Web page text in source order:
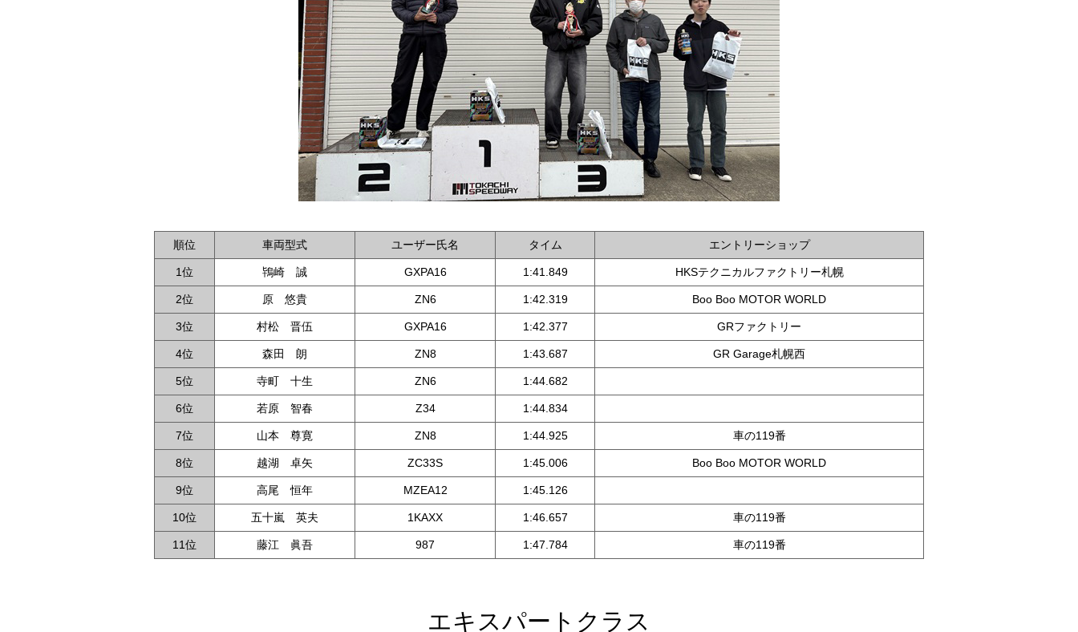
順位 車両型式 ユーザー氏名 タイム エントリーショップ
1位 鴇崎 誠 GXPA16 1:41.849 HKSテクニカルファクトリー札幌
2位 原 悠貴 ZN6 1:42.319 Boo Boo MOTOR WORLD
3位 村松 晋伍 GXPA16 1:42.377 GRファクトリー
4位 森田 朗 ZN8 1:43.687 GR Garage札幌西
5位 寺町 十生 ZN6 1:44.682
6位 若原 智春 Z34 1:44.834
7位 山本 尊寛 ZN8 1:44.925 車の119番
8位 越湖 卓矢 ZC33S 1:45.006 Boo Boo MOTOR WORLD
9位 高尾 恒年 MZEA12 1:45.126
10位 五十嵐 英夫 1KAXX 1:46.657 車の119番
11位 藤江 眞吾 987 1:47.784 車の119番
エキスパートクラス